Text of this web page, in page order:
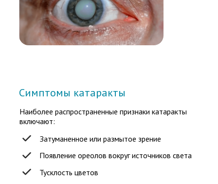
Наиболее распространенные признаки катаракты
включают:
Симптомы катаракты
Затуманенное или размытое зрение
Тусклость цветов
Появление ореолов вокруг источников света